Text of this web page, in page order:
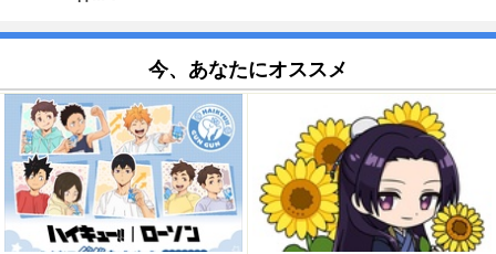
今、あなたにオススメ